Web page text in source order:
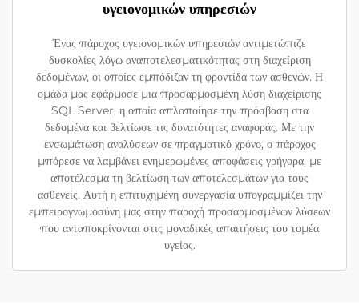
υγειονομικών υπηρεσιών
Ένας πάροχος υγειονομικών υπηρεσιών αντιμετώπιζε
δυσκολίες λόγω αναποτελεσματικότητας στη διαχείριση
δεδομένων, οι οποίες εμπόδιζαν τη φροντίδα των ασθενών. Η
ομάδα μας εφάρμοσε μια προσαρμοσμένη λύση διαχείρισης
SQL Server, η οποία απλοποίησε την πρόσβαση στα
δεδομένα και βελτίωσε τις δυνατότητες αναφοράς. Με την
ενσωμάτωση αναλύσεων σε πραγματικό χρόνο, ο πάροχος
μπόρεσε να λαμβάνει ενημερωμένες αποφάσεις γρήγορα, με
αποτέλεσμα τη βελτίωση των αποτελεσμάτων για τους
ασθενείς. Αυτή η επιτυχημένη συνεργασία υπογραμμίζει την
εμπειρογνωμοσύνη μας στην παροχή προσαρμοσμένων λύσεων
που ανταποκρίνονται στις μοναδικές απαιτήσεις του τομέα
υγείας.